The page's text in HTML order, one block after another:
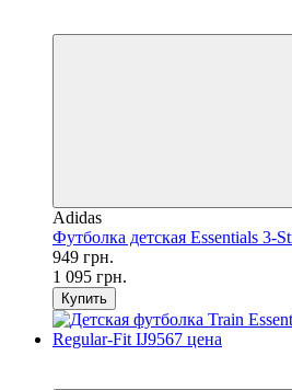
Adidas
Футболка детская Essentials 3-
949 грн.
1 095 грн.
Купить